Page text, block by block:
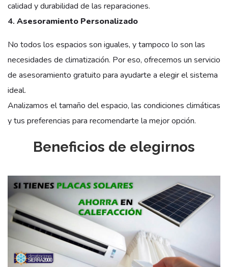
calidad y durabilidad de las reparaciones.
4. Asesoramiento Personalizado
No todos los espacios son iguales, y tampoco lo son las
necesidades de climatización. Por eso, ofrecemos un servicio
de asesoramiento gratuito para ayudarte a elegir el sistema
ideal.
Analizamos el tamaño del espacio, las condiciones climáticas
y tus preferencias para recomendarte la mejor opción.
Beneficios de elegirnos